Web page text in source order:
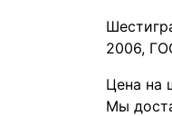
2006,
Цена на
Мы